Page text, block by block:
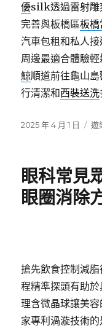
優silk透過雷射雕
完善與板橋區板
汽車包租和私人
周邊最適合體驗
鯨順道前往龜山
行清潔和西裝送洗
發
2025 年 4 月 1 日
分
遊
眼科常見
眼圈消除
搶先飲食控制減
程精準探頭有助
理含微晶球讓美
家專利渦漩技術